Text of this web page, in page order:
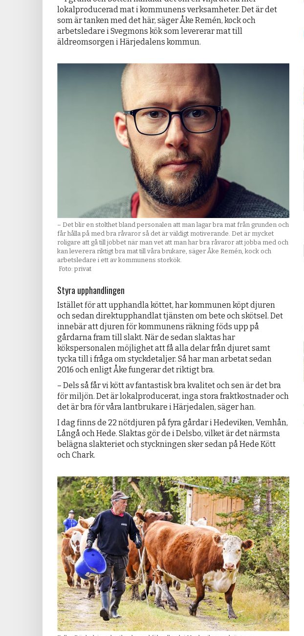
lokalproducerad mat i kommunens verksamheter. Det är det
som är tanken med det här, säger Åke Remén, kock och
arbetsledare i Svegmons kök som levererar mat till
äldreomsorgen i Härjedalens kommun.
– Det blir en stolthet bland personalen att man lagar bra mat från grunden och
får hålla på med bra råvaror så det är väldigt motiverande. Det är mycket
roligare att gå till jobbet när man vet att man har bra råvaror att jobba med och
kan leverera riktigt bra mat till våra brukare, säger Åke Remén, kock och
arbetsledare i ett av kommunens storkök.
Foto: privat
Styra upphandlingen
Istället för att upphandla köttet, har kommunen köpt djuren
och sedan direktupphandlat tjänsten om bete och skötsel. Det
innebär att djuren för kommunens räkning föds upp på
gårdarna fram till slakt. När de sedan slaktas har
kökspersonalen möjlighet att få alla delar från djuret samt
tycka till i fråga om styckdetaljer. Så har man arbetat sedan
2016 och enligt Åke fungerar det riktigt bra.
– Dels så får vi kött av fantastisk bra kvalitet och sen är det bra
för miljön. Det är lokalproducerat, inga stora fraktkostnader och
det är bra för våra lantbrukare i Härjedalen, säger han.
I dag finns de 22 nötdjuren på fyra gårdar i Hedeviken, Vemhån,
Långå och Hede. Slaktas gör de i Delsbo, vilket är det närmsta
belägna slakteriet och styckningen sker sedan på Hede Kött
och Chark.